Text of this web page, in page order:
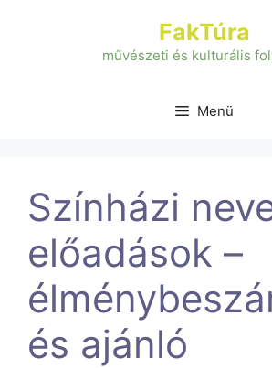
FakTúra
művészeti és kulturális
Menü
Színházi
előadások –
és ajánló